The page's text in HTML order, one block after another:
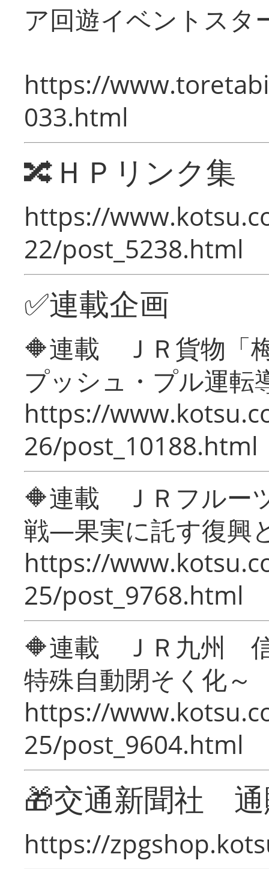
ア回遊イベントスタ
https://
033.html
🔀ＨＰリンク集
https://
22/post_5238.html
✅連載企画
🔶連載 ＪＲ貨物「
プッシュ・プル運転
https://
26/post_10188.html
🔶連載 ＪＲフルー
戦―果実に託す復興
https://
25/post_9768.html
🔶連載 ＪＲ九州 信
特殊自動閉そく化～
https://
25/post_9604.html
🎁交通新聞社
https://